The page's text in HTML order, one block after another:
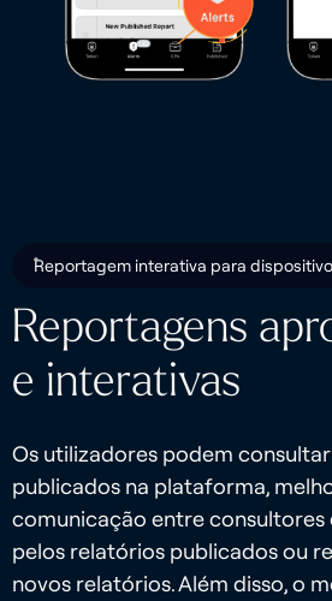
Reportagem interativa para
Reportagens
e interativas
Os utilizadores podem
publicados na plataforma,
comunicação entre consultores
pelos relatórios publicados ou
novos relatórios. Além disso, o